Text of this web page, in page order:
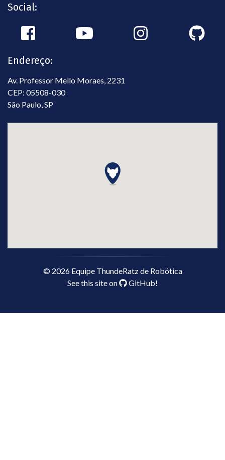
Social:
Endereço:
Av. Professor Mello Moraes, 2231
CEP: 05508-030
São Paulo, SP
© 2026Equipe ThundeRatz de Robótica
See this site on
GitHub!